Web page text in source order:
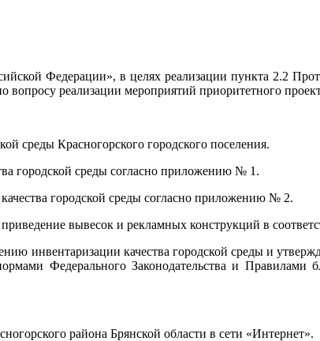
Федерации», в целях реализации пункта 2.2
реализации мероприятий приоритетного
среды Красногорского городского поселения.
городской среды согласно приложению № 1.
городской среды согласно приложению № 2.
вывесок и рекламных конструкций в
инвентаризации качества городской среды и
Федерального Законодательства и Правилами
района Брянской области в сети «Интернет».